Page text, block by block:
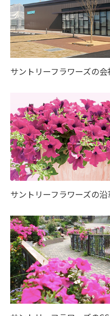
サントリーフラワーズの会
サントリーフラワーズの沿